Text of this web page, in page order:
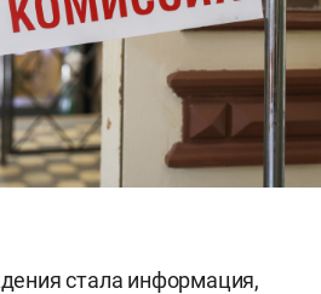
стала информация,